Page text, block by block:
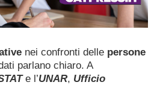
nei confronti delle persone
parlano chiaro. A
e l’UNAR, Ufficio